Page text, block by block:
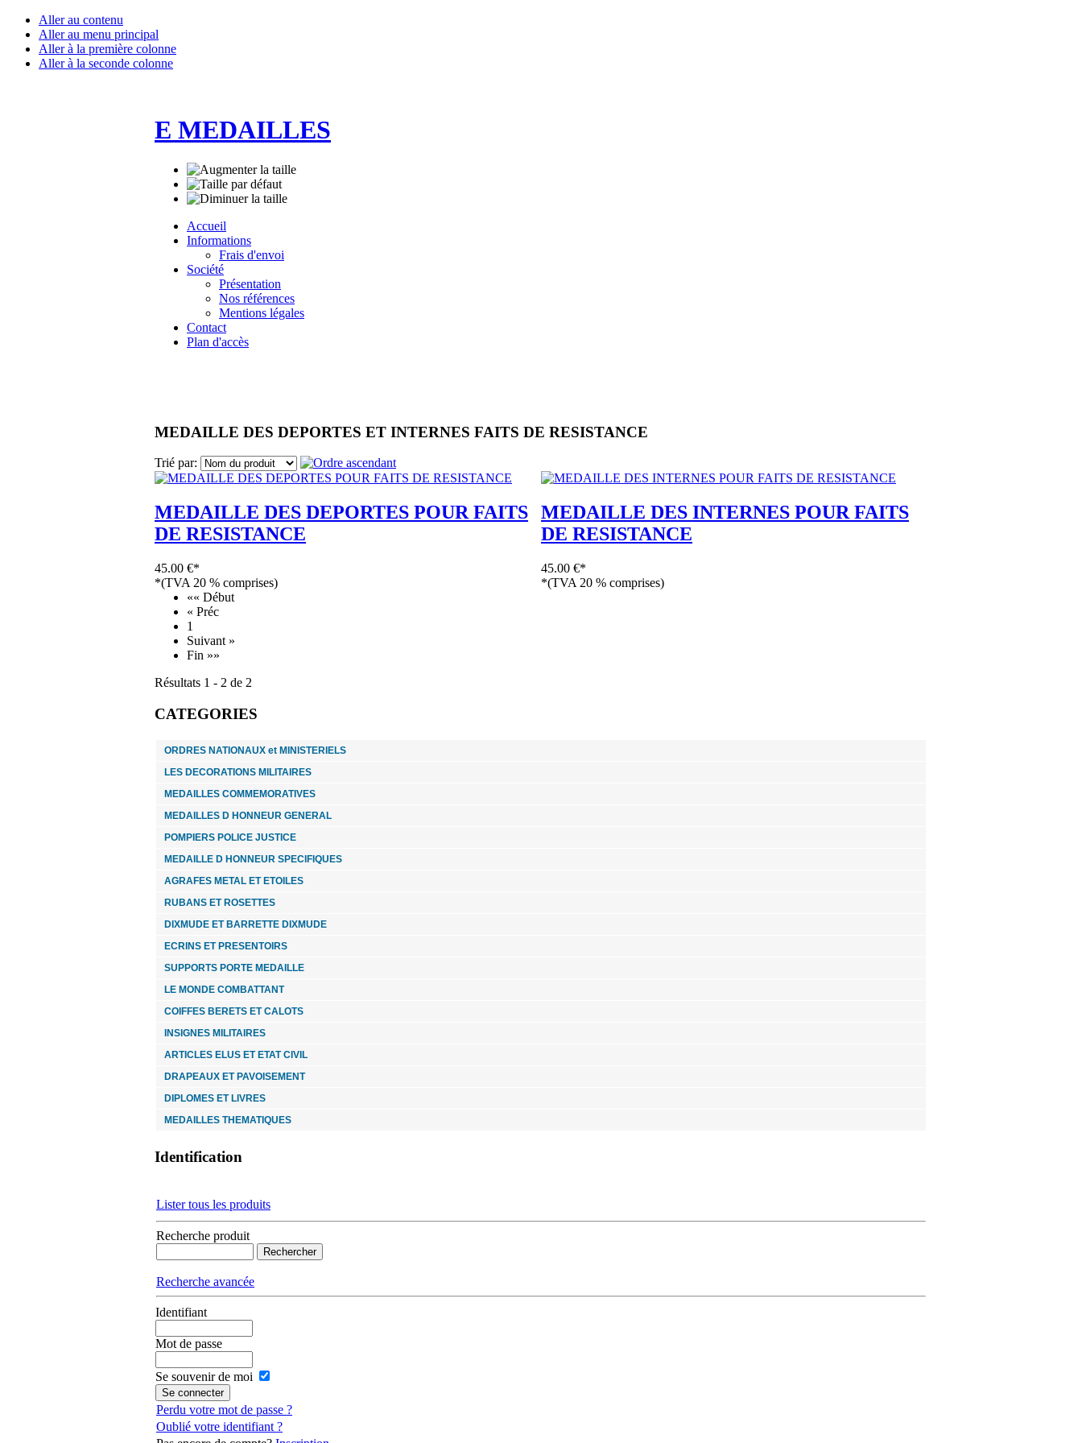
Aller au contenu
Aller au menu principal
Aller à la première colonne
Aller à la seconde colonne
E MEDAILLES
Accueil
Informations
Frais d'envoi
Société
Présentation
Nos références
Mentions légales
Contact
Plan d'accès
MEDAILLE DES DEPORTES ET INTERNES FAITS DE RESISTANCE
Trié par:
MEDAILLE DES DEPORTES POUR FAITS
DE RESISTANCE
45.00 €*
*(TVA 20 % comprises)
MEDAILLE DES INTERNES POUR FAITS
DE RESISTANCE
45.00 €*
*(TVA 20 % comprises)
«« Début
« Préc
1
Suivant »
Fin »»
Résultats 1 - 2 de 2
CATEGORIES
ORDRES NATIONAUX et MINISTERIELS
LES DECORATIONS MILITAIRES
MEDAILLES COMMEMORATIVES
MEDAILLES D HONNEUR GENERAL
POMPIERS POLICE JUSTICE
MEDAILLE D HONNEUR SPECIFIQUES
AGRAFES METAL ET ETOILES
RUBANS ET ROSETTES
DIXMUDE ET BARRETTE DIXMUDE
ECRINS ET PRESENTOIRS
SUPPORTS PORTE MEDAILLE
LE MONDE COMBATTANT
COIFFES BERETS ET CALOTS
INSIGNES MILITAIRES
ARTICLES ELUS ET ETAT CIVIL
DRAPEAUX ET PAVOISEMENT
DIPLOMES ET LIVRES
MEDAILLES THEMATIQUES
Identification
Lister tous les produits
Recherche produit
Recherche avancée
Identifiant
Mot de passe
Se souvenir de moi
Perdu votre mot de passe ?
Oublié votre identifiant ?